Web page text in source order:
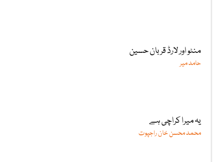
منٹو اور لارڈ قربان حسین
حامد میر
یہ میرا کراچی ہے
محمد محسن خان راجپوت